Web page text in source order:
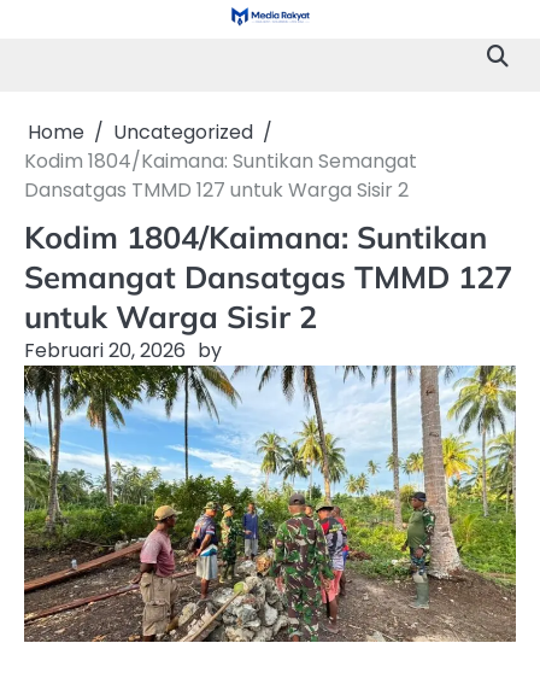
Home
Uncategorized
Kodim 1804/Kaimana: Suntikan Semangat
Dansatgas TMMD 127 untuk Warga Sisir 2
Kodim 1804/Kaimana: Suntikan
Semangat Dansatgas TMMD 127
untuk Warga Sisir 2
Februari 20, 2026 by